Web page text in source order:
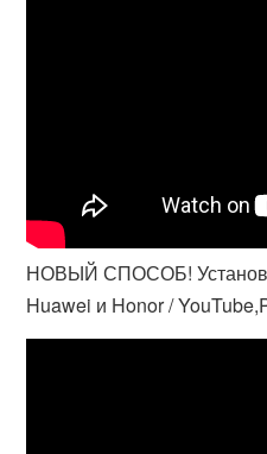
НОВЫЙ СПОСОБ!
Huawei и Honor /